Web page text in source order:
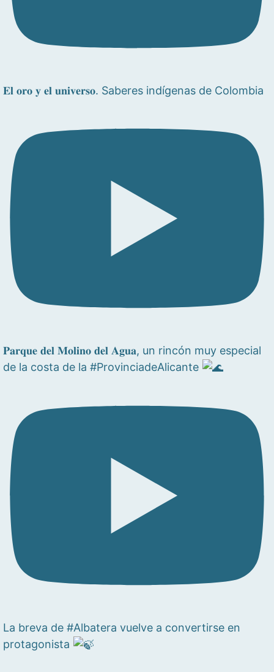
𝐄𝐥 𝐨𝐫𝐨 𝐲 𝐞𝐥 𝐮𝐧𝐢𝐯𝐞𝐫𝐬𝐨. Saberes indígenas de Colombia
𝐏𝐚𝐫𝐪𝐮𝐞 𝐝𝐞𝐥 𝐌𝐨𝐥𝐢𝐧𝐨 𝐝𝐞𝐥 𝐀𝐠𝐮𝐚, un rincón muy especial
de la costa de la #ProvinciadeAlicante
La breva de #Albatera vuelve a convertirse en
protagonista